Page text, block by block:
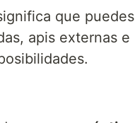
que puedes
apis externas e